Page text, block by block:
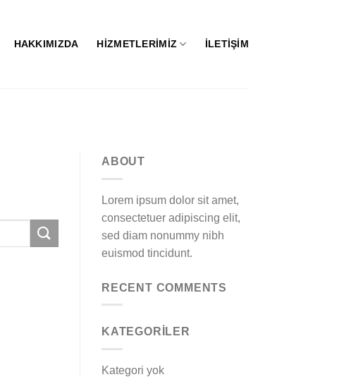
HAKKIMIZDA HIZMETLERIMIZ İLETIŞIM
ABOUT
Lorem ipsum dolor sit amet,
consectetuer adipiscing elit,
sed diam nonummy nibh
euismod tincidunt.
RECENT COMMENTS
KATEGORILER
Kategori yok